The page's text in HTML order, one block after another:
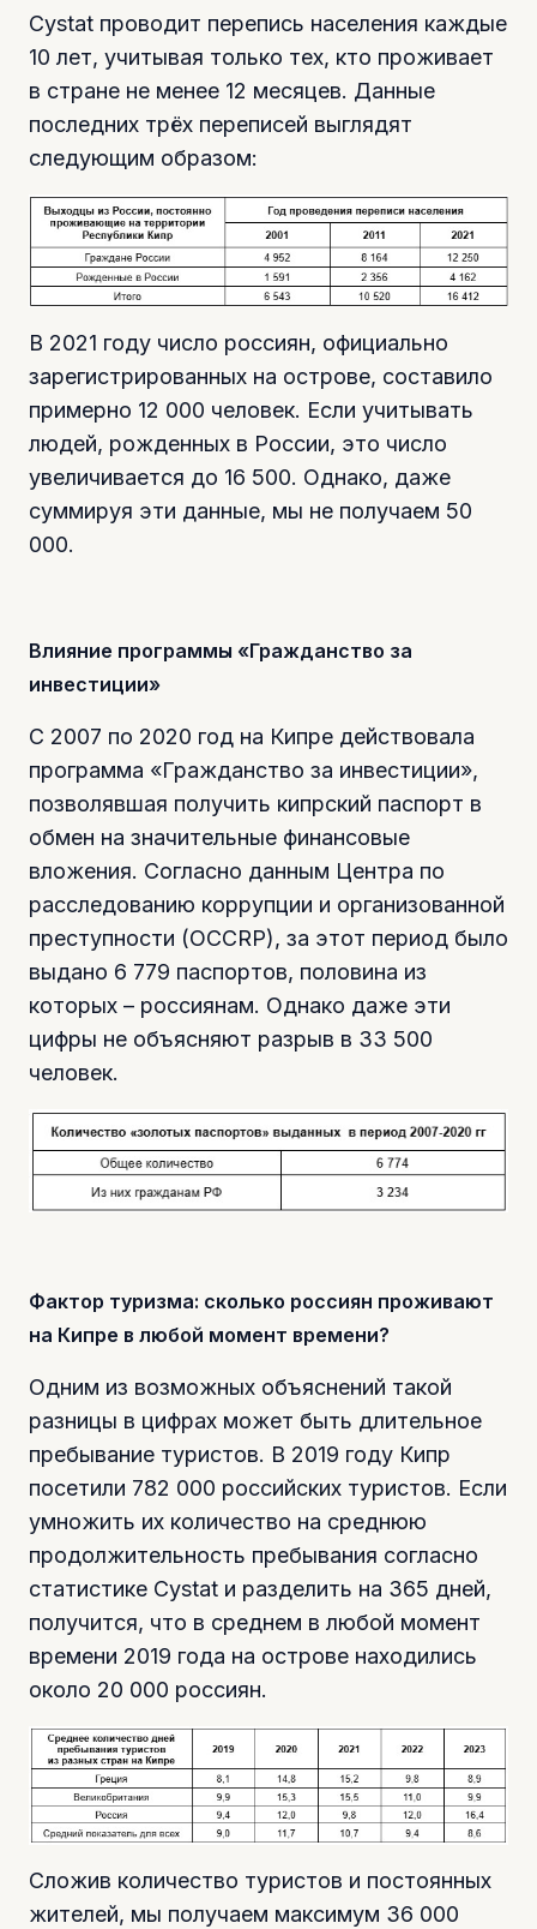
Cystat проводит перепись населения каждые
10 лет, учитывая только тех, кто проживает
в стране не менее 12 месяцев. Данные
последних трёх переписей выглядят
следующим образом:
В 2021 году число россиян, официально
зарегистрированных на острове, составило
примерно 12 000 человек. Если учитывать
людей, рожденных в России, это число
увеличивается до 16 500. Однако, даже
суммируя эти данные, мы не получаем 50
000.
Влияние программы «Гражданство за
инвестиции»
С 2007 по 2020 год на Кипре действовала
программа «Гражданство за инвестиции»,
позволявшая получить кипрский паспорт в
обмен на значительные финансовые
вложения. Согласно данным Центра по
расследованию коррупции и организованной
преступности (OCCRP), за этот период было
выдано 6 779 паспортов, половина из
которых – россиянам. Однако даже эти
цифры не объясняют разрыв в 33 500
человек.
Фактор туризма: сколько россиян проживают
на Кипре в любой момент времени?
Одним из возможных объяснений такой
разницы в цифрах может быть длительное
пребывание туристов. В 2019 году Кипр
посетили 782 000 российских туристов. Если
умножить их количество на среднюю
продолжительность пребывания согласно
статистике Cystat и разделить на 365 дней,
получится, что в среднем в любой момент
времени 2019 года на острове находились
около 20 000 россиян.
Сложив количество туристов и постоянных
жителей, мы получаем максимум 36 000